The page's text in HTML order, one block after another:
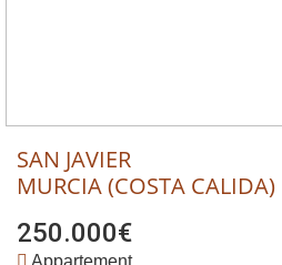
SAN JAVIER
MURCIA (COSTA CALIDA)
250.000€